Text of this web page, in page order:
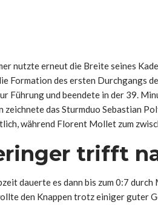
nutzte erneut die Breite seines
Formation des ersten Durchgangs
Führung und beendete in der 39.
zeichnete das Sturmduo Sebastian
während Florent Mollet zum
trifft
dauerte es dann bis zum 0:7
den Knappen trotz einiger guter